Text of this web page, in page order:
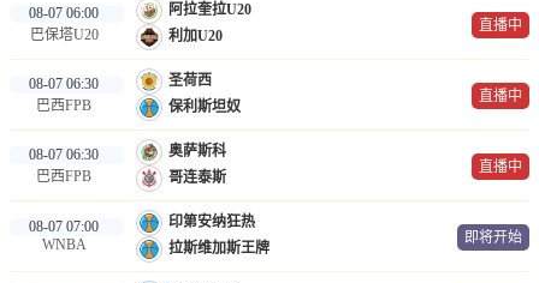
08-07 06:00
巴保塔U20
阿拉奎拉U20
利加U20
直播中
08-07 06:30
巴西FPB
圣荷西
保利斯坦奴
直播中
08-07 06:30
巴西FPB
奥萨斯科
哥连泰斯
直播中
08-07 07:00
WNBA
印第安纳狂热
拉斯维加斯王牌
即将开始